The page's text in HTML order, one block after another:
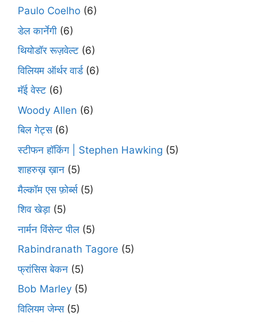
Paulo Coelho (6)
डेल कार्नेगी (6)
थियोडॉर रूज़वेल्ट (6)
विलियम ऑर्थर वार्ड(6)
मॅई वेस्ट (6)
Woody Allen (6)
बिल गेट्स(6)
स्टीफन हॉकिंग | Stephen Hawking (5)
शाहरुख़ ख़ान (5)
मैल्कॉम एस फ़ोर्ब्स(5)
शिव खेड़ा (5)
नार्मन विंसेन्ट पील(5)
Rabindranath Tagore (5)
फ्रांसिस बेकन (5)
Bob Marley (5)
विलियम जेम्स(5)